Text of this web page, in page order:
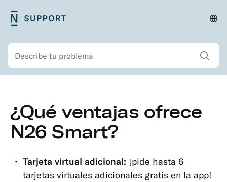
Menú
Saltar
al
contenido
principal
Buscar
Mostrar
secundario
al
contenido
principal
Seguridad
Cuenta
información
personal
¿Qué ventajas ofrece
N26 Smart?
Tarjeta virtual adicional: ¡pide hasta 6
tarjetas virtuales adicionales gratis en la app!